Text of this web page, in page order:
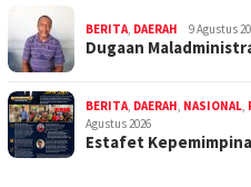
BERITA DAERAH 9 Agustus
Dugaan
BERITA DAERAH NASIONAL
Agustus 2026
Estafet